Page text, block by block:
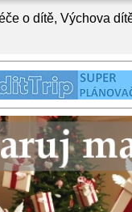
o dítě, Výchova